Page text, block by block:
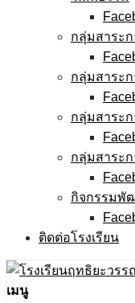
กลุ่มสาระ
กลุ่มสาระก
กลุ่มสาระ
กลุ่มสาระก
กิจกรรมพั
ติดต่อโรงเรียน
เมนู